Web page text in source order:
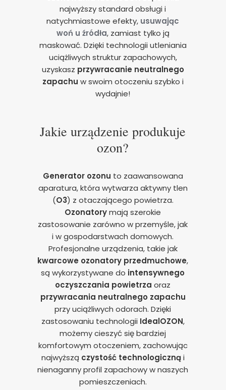
najwyższy standard obsługi i
natychmiastowe efekty, usuwając
woń u źródła, zamiast tylko ją
maskować. Dzięki technologii utleniania
uciążliwych struktur zapachowych,
uzyskasz przywracanie neutralnego
zapachu w swoim otoczeniu szybko i
wydajnie!
Jakie urządzenie produkuje
ozon?
Generator ozonu to zaawansowana
aparatura, która wytwarza aktywny tlen
(O3) z otaczającego powietrza.
Ozonatorymają szerokie
zastosowanie zarówno w przemyśle, jak
i w gospodarstwach domowych.
Profesjonalne urządzenia, takie jak
kwarcowe ozonatory przedmuchowe,
są wykorzystywane do intensywnego
oczyszczania powietrza oraz
przywracania neutralnego zapachu
przy uciążliwych odorach. Dzięki
zastosowaniu technologii IdealOZON,
możemy cieszyć się bardziej
komfortowym otoczeniem, zachowując
najwyższą czystość technologicznąi
nienaganny profil zapachowy w naszych
pomieszczeniach.